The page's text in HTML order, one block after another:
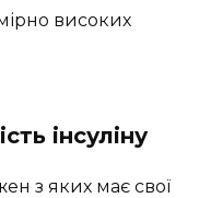
високих
інсуліну
з яких має свої